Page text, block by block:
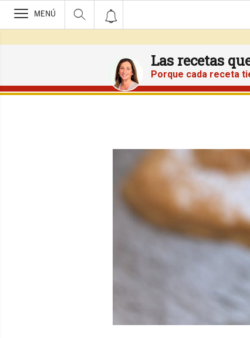
>
MENÚ
Las recetas
Porque cada receta